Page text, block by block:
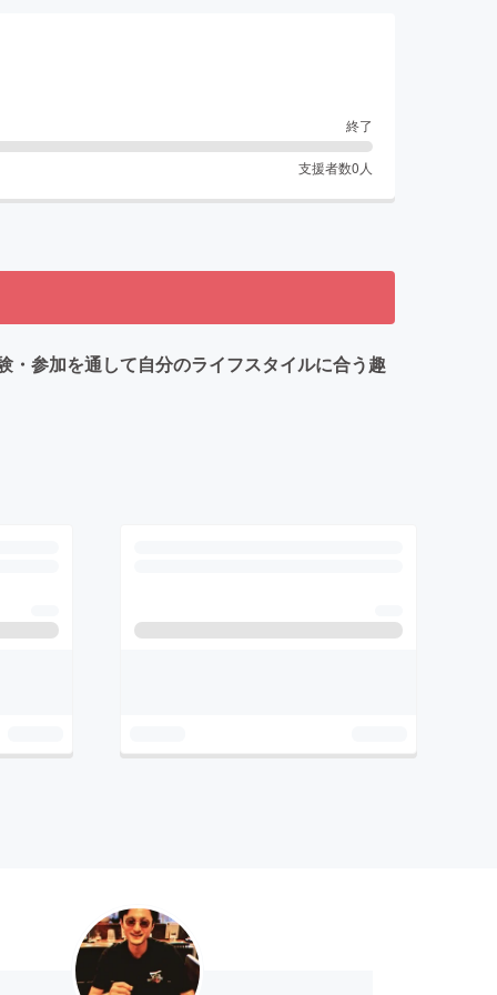
終了
支援者数0 人
・参加を通して自分のライフスタイルに合う趣